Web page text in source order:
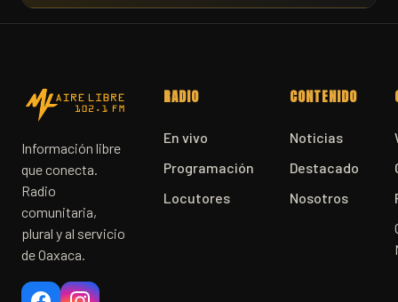
Información libre
que conecta.
Radio
comunitaria,
plural y al servicio
de Oaxaca.
RADIO
En vivo
Programación
Locutores
CONTENIDO
Noticias
Destacado
Nosotros